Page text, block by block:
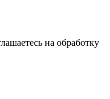
на обработку